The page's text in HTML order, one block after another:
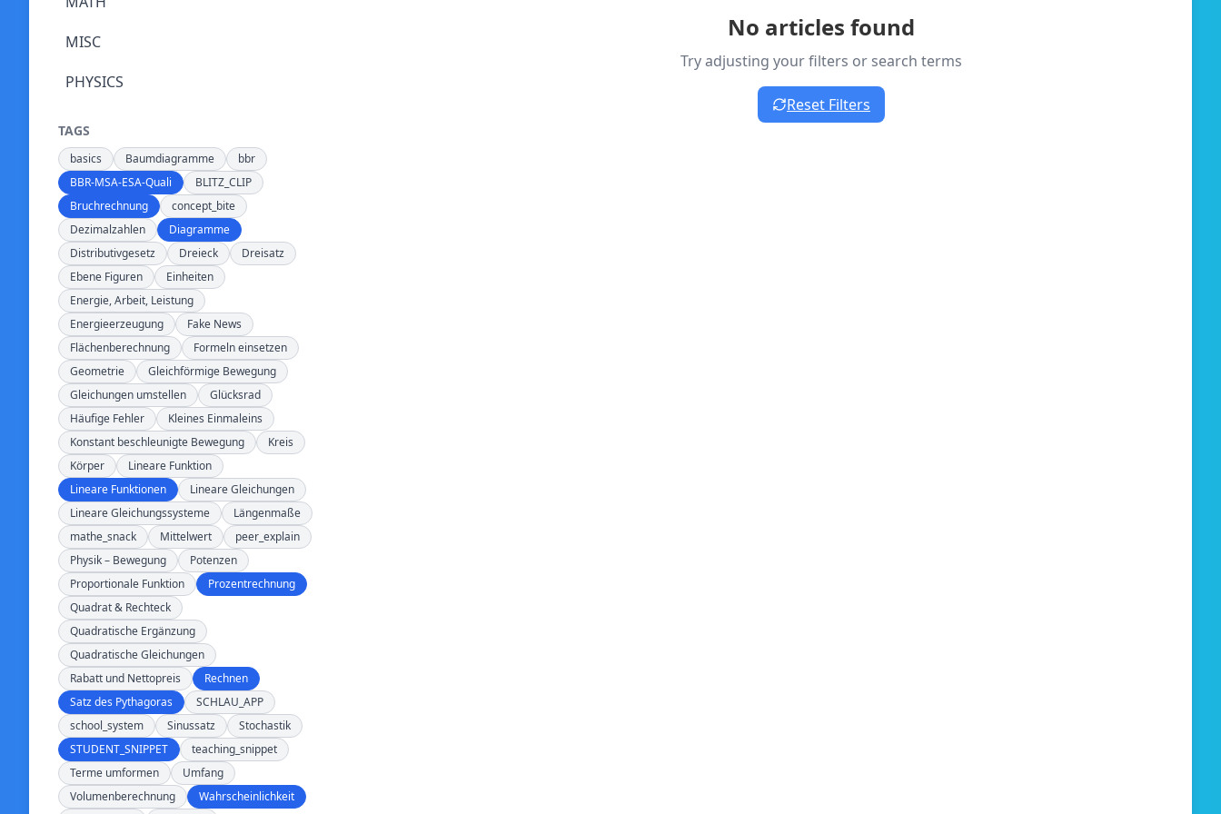
MISC
PHYSICS
TAGS
basics Baumdiagramme
bbr
BBR-MSA-ESA-Quali
BLITZ_CLIP
Bruchrechnung
concept_bite
Dezimalzahlen
Diagramme
Distributivgesetz
Dreieck
Dreisatz
Ebene Figuren
Einheiten
Energie, Arbeit, Leistung
Energieerzeugung
Fake News
Flächenberechnung
Formeln einsetzen
Geometrie
Gleichförmige Bewegung
Gleichungen umstellen
Glücksrad
Häufige Fehler
Kleines Einmaleins
Konstant beschleunigte Bewegung
Kreis
Körper
Lineare Funktion
Lineare Funktionen
Lineare Gleichungen
Lineare Gleichungssysteme
Längenmaße
mathe_snack
Mittelwert
peer_explain
Physik – Bewegung
Potenzen
Proportionale Funktion
Prozentrechnung
Quadrat & Rechteck
Quadratische Ergänzung
Quadratische Gleichungen
Rabatt und Nettopreis
Rechnen
Satz des Pythagoras
SCHLAU_APP
school_system
Sinussatz
Stochastik
STUDENT_SNIPPET
teaching_snippet
Terme umformen
Umfang
Volumenberechnung
Wahrscheinlichkeit
No articles found
Try adjusting your filters or search terms
Reset Filters